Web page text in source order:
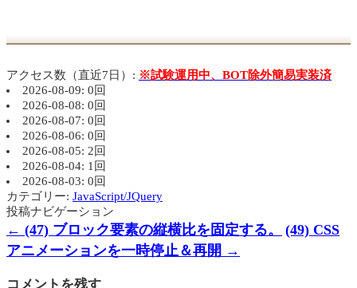
アクセス数（直近7日）: ※試験運用中、BOT除外簡易実装済
2026-08-09: 0回
2026-08-08: 0回
2026-08-07: 0回
2026-08-06: 0回
2026-08-05: 2回
2026-08-04: 1回
2026-08-03: 0回
カテゴリー: JavaScript/JQuery
投稿ナビゲーション
← (47) ブロック要素の縦横比を固定する。
(49) CSS
アニメーションを一時停止＆再開 →
コメントを残す